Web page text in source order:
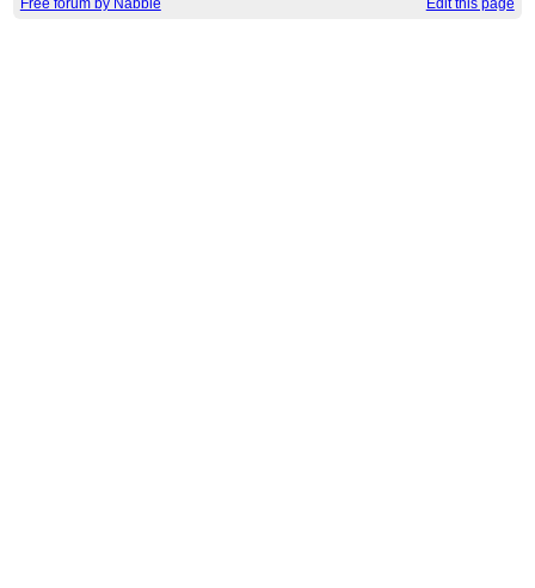
Free forum by Nabble Edit this page